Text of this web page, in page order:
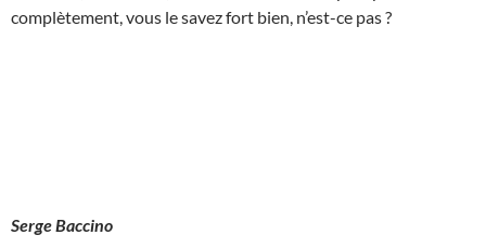
complètement, vous le savez fort bien, n’est-ce pas ?
Serge Baccino